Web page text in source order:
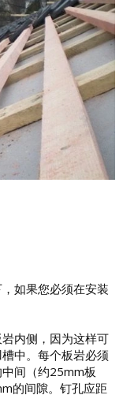
如果您必须在安装
内侧，因为这样可
中。每个板岩必须
间（约25mm板
的间隙。钉孔应距